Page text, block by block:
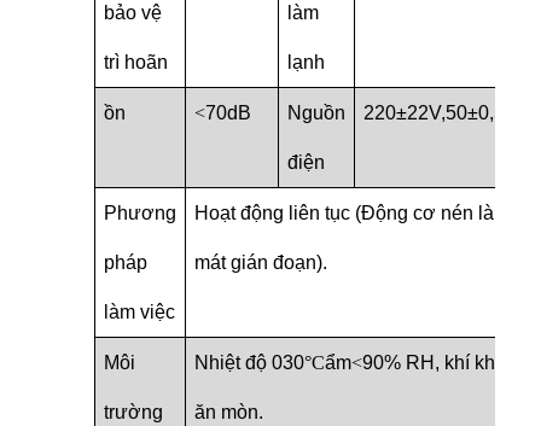
bảo vệ
trì hoãn
làm
lạnh
ồn <70dB Nguồn
điện
220±22V,50±0,5HZ
Phương
pháp
làm việc
Hoạt động liên tục (Động cơ nén là làm
mát gián đoạn).
Môi
trường
Nhiệt độ 030°Cẩm<90% RH, khí không
ăn mòn.